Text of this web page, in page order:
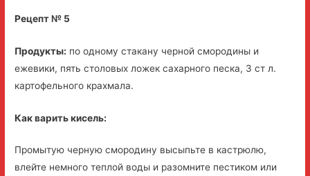
Рецепт № 5
Продукты: по одному стакану черной смородины и
ежевики, пять столовых ложек сахарного песка, 3 ст л.
картофельного крахмала.
Как варить кисель:
Промытую черную смородину высыпьте в кастрюлю,
влейте немного теплой воды и разомните пестиком или